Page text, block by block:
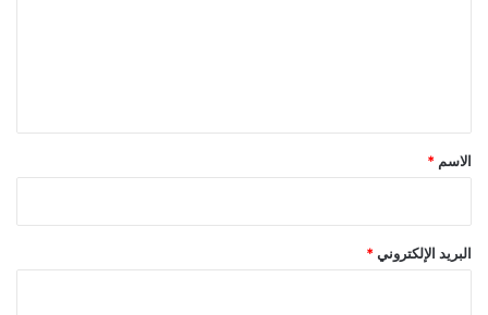
*
الاسم *
البريد الإلكتروني *